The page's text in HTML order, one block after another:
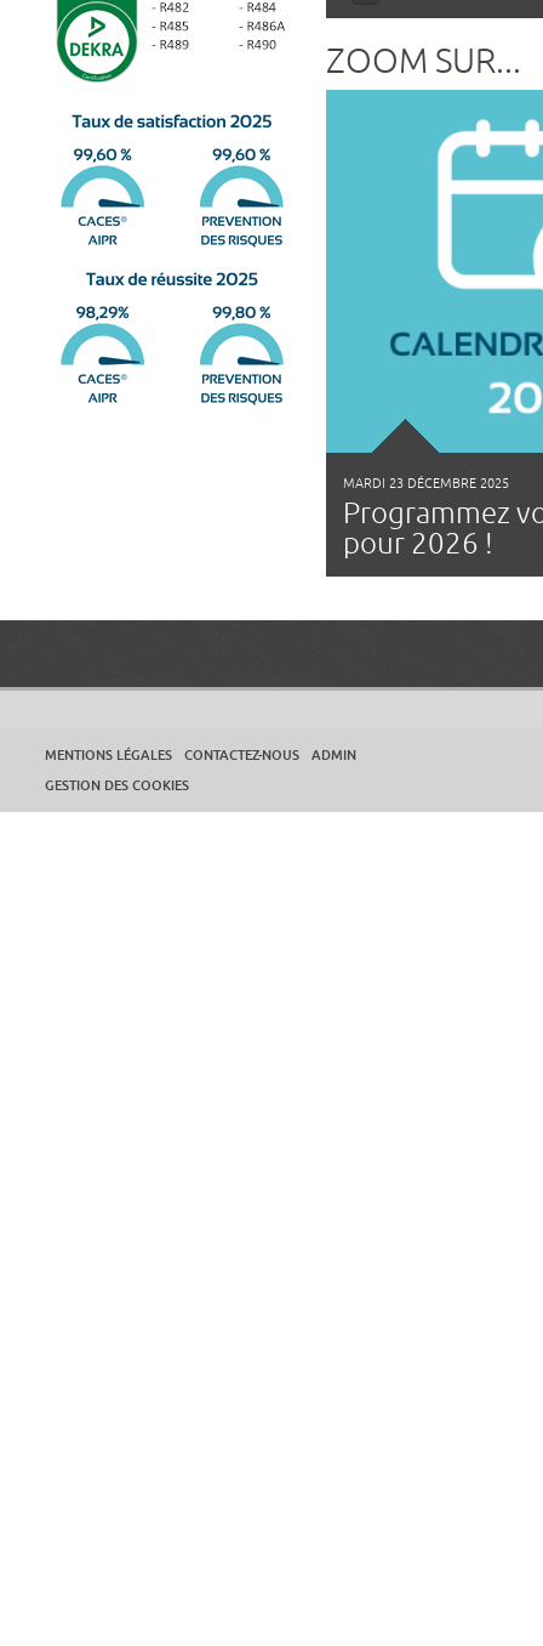
ZOOM SUR...
MARDI 23 DÉCEMBRE 2025
Programmez
pour 2026 !
MENTIONS LÉGALES CONTACTEZ-NOUS
ADMIN
GESTION DES COOKIES